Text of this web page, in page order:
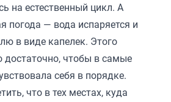
на естественный цикл. А
погода — вода испаряется и
в виде капелек. Этого
достаточно, чтобы в самые
себя в порядке.
что в тех местах, куда